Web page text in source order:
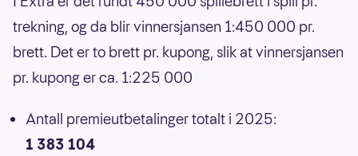
trekning, og da blir vinnersjansen 1:450 000 pr.
brett. Det er to brett pr. kupong, slik at vinnersjansen
pr. kupong er ca. 1:225 000
Antall premieutbetalinger totalt i 2025:
1 383 104